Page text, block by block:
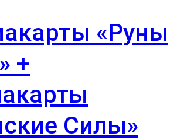
«Руны
+
Силы»